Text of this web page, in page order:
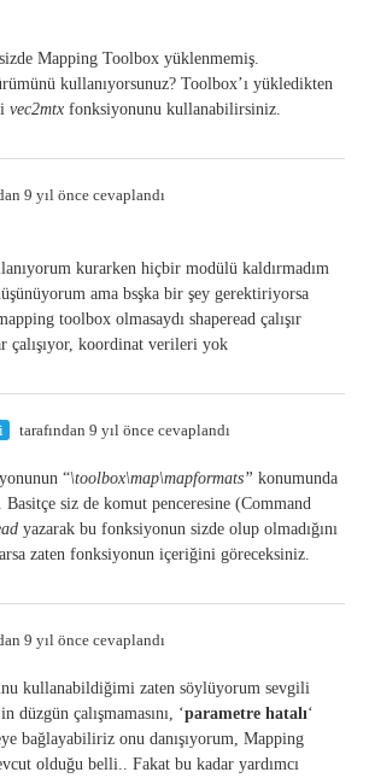
Mapping Toolbox yüklenmemiş.
kullanıyorsunuz? Toolbox’ı yükledikten
vec2mtx fonksiyonunu kullanabilirsiniz.
9 yıl önce cevaplandı
kurarken hiçbir modülü kaldırmadım
ama bsşka bir şey gerektiriyorsa
toolbox olmasaydı shaperead çalışır
çalışıyor, koordinat verileri yok
tarafından 9 yıl önce cevaplandı
“\toolbox\map\mapformats” konumunda
siz de komut penceresine (Command
yazarak bu fonksiyonun sizde olup olmadığını
zaten fonksiyonun içeriğini göreceksiniz.
9 yıl önce cevaplandı
kullanabildiğimi zaten söylüyorum sevgili
düzgün çalışmamasını, ‘parametre hatalı‘
bağlayabiliriz onu danışıyorum, Mapping
olduğu belli.. Fakat bu kadar yardımcı